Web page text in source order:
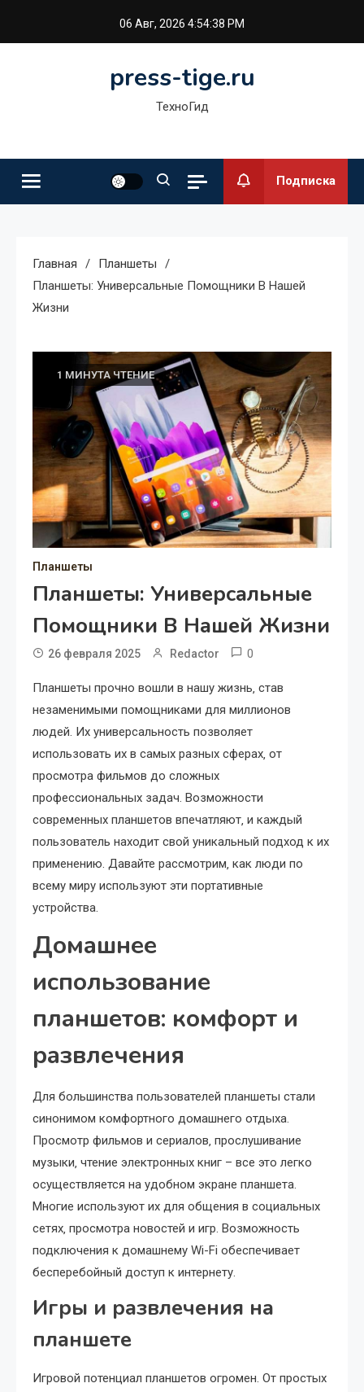
06 Авг, 2026 4:54:39 PM
press-tige.ru
ТехноГид
Подписка
Главная
Планшеты
Планшеты: Универсальные Помощники В Нашей
Жизни
1 МИНУТА ЧТЕНИЕ
Планшеты
Планшеты: Универсальные
Помощники В Нашей Жизни
26 февраля 2025 Redactor 0
Планшеты прочно вошли в нашу жизнь‚ став
незаменимыми помощниками для миллионов
людей. Их универсальность позволяет
использовать их в самых разных сферах‚ от
просмотра фильмов до сложных
профессиональных задач. Возможности
современных планшетов впечатляют‚ и каждый
пользователь находит свой уникальный подход к их
применению. Давайте рассмотрим‚ как люди по
всему миру используют эти портативные
устройства.
Домашнее
использование
планшетов: комфорт и
развлечения
Для большинства пользователей планшеты стали
синонимом комфортного домашнего отдыха.
Просмотр фильмов и сериалов‚ прослушивание
музыки‚ чтение электронных книг – все это легко
осуществляется на удобном экране планшета.
Многие используют их для общения в социальных
сетях‚ просмотра новостей и игр. Возможность
подключения к домашнему Wi-Fi обеспечивает
бесперебойный доступ к интернету.
Игры и развлечения на
планшете
Игровой потенциал планшетов огромен. От простых